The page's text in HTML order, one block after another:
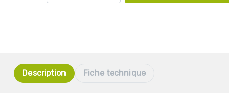
Description Fiche technique